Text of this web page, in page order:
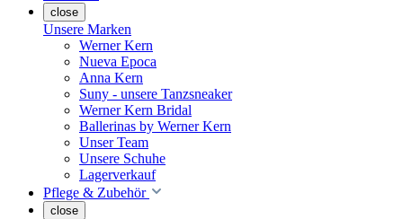
close
Unsere Marken
Werner Kern
Nueva Epoca
Anna Kern
Suny - unsere Tanzsneaker
Werner Kern Bridal
Ballerinas by Werner Kern
Unser Team
Unsere Schuhe
Lagerverkauf
Pflege & Zubehör
close